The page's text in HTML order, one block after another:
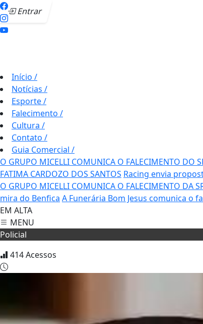
Entrar
Início /
Notícias /
Esporte/
Falecimento /
Cultura /
Contato /
Guia Comercial /
O GRUPO MICELLI COMUNICA O FALECIMENTO DO
FATIMA CARDOZO DOS SANTOS Racing envia
O GRUPO MICELLI COMUNICA O FALECIMENTO DA
mira do Benfica A Funerária Bom Jesus comunica o
EM ALTA
MENU
Policial
414Acessos